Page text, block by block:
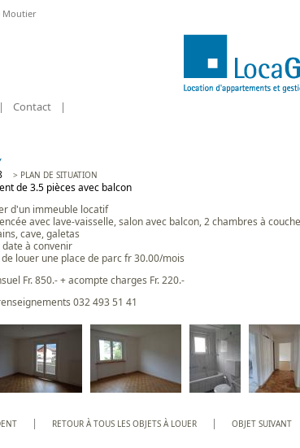
Moutier
| Contact |
> PLAN DE SITUATION
de 3.5 pièces avec balcon
d'un immeuble locatif
avec lave-vaisselle, salon avec balcon, 2 chambres à
cave, galetas
à convenir
louer une place de parc fr 30.00/mois
Fr. 850.- + acompte charges Fr. 220.-
032 493 51 41
| RETOUR À TOUS LES OBJETS À LOUER | OBJET SUIVANT